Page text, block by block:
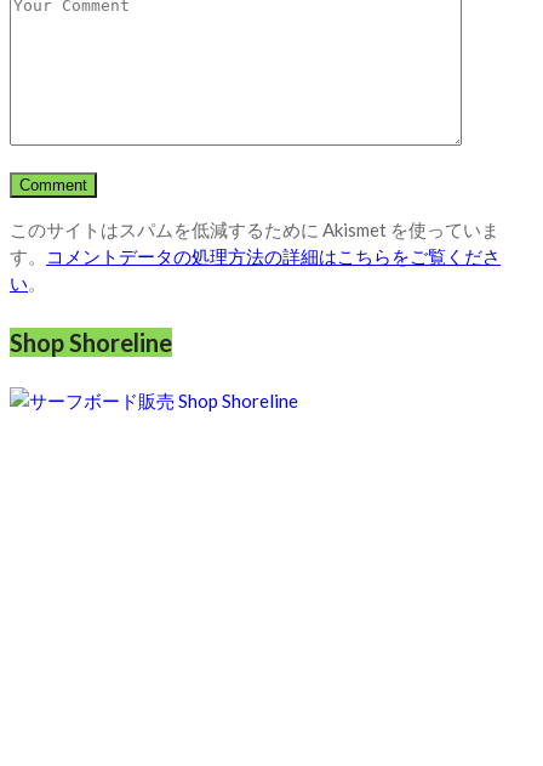
このサイトはスパムを低減するために Akismet を使っていま
す。
コメントデータの処理方法の詳細はこちらをご覧くださ
い。
Shop Shoreline